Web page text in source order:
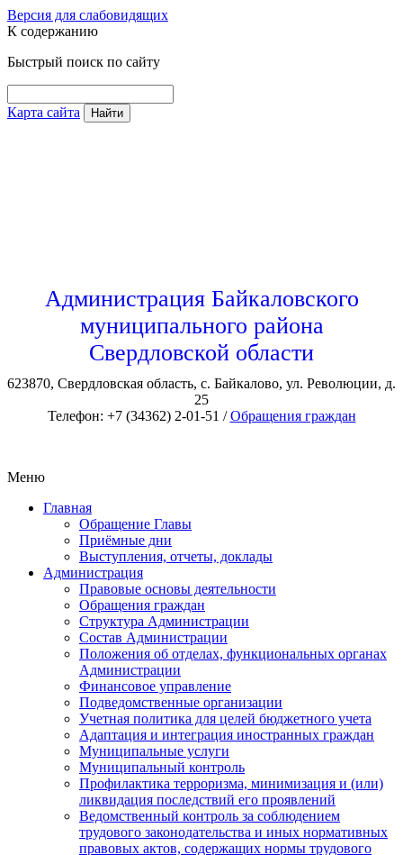
Версия для слабовидящих
К содержанию
Быстрый поиск по сайту
Карта сайта Найти
Администрация Байкаловского
муниципального района
Свердловской области
623870, Свердловская область, с. Байкалово, ул. Революции, д.
25
Телефон: +7 (34362) 2-01-51 /Обращения граждан
Меню
Главная
Обращение Главы
Приёмные дни
Выступления, отчеты, доклады
Администрация
Правовые основы деятельности
Обращения граждан
Структура Администрации
Состав Администрации
Положения об отделах, функциональных органах
Администрации
Финансовое управление
Подведомственные организации
Учетная политика для целей бюджетного учета
Адаптация и интеграция иностранных граждан
Муниципальные услуги
Муниципальный контроль
Профилактика терроризма, минимизация и (или)
ликвидация последствий его проявлений
Ведомственный контроль за соблюдением
трудового законодательства и иных нормативных
правовых актов, содержащих нормы трудового